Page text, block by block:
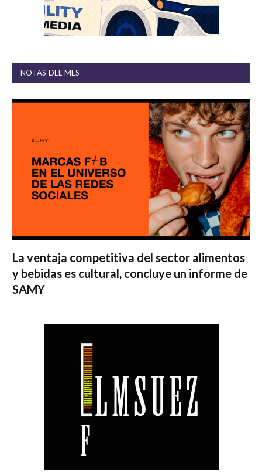
NOTAS DEL MES
La ventaja competitiva del sector alimentos
y bebidas es cultural, concluye un informe de
SAMY